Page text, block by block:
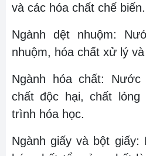
và các hóa chất chế biến.
Ngành dệt nhuộm:
nhuộm, hóa chất xử lý
Ngành hóa chất:
chất độc hại, chất
trình hóa học.
Ngành giấy và bột